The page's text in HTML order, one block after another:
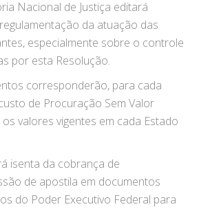
Nacional de Justiça editará
da atuação das
especialmente sobre o controle
por esta Resolução.
corresponderão, para cada
de Procuração Sem Valor
valores vigentes em cada Estado
isenta da cobrança de
de apostila em documentos
do Poder Executivo Federal para